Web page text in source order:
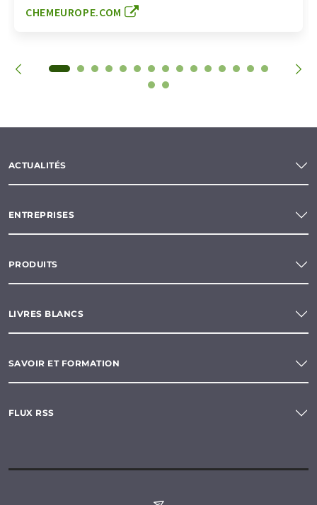
CHEMEUROPE.COM
ACTUALITÉS
ENTREPRISES
PRODUITS
LIVRES BLANCS
SAVOIR ET FORMATION
FLUX RSS